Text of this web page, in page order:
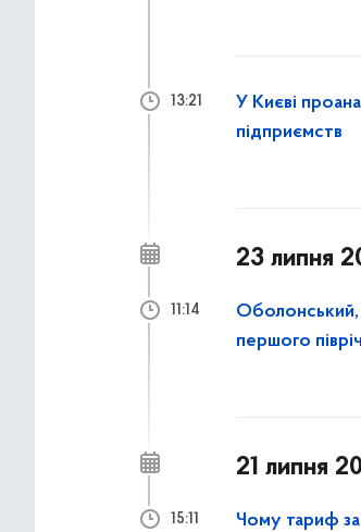
У Києві
підприємств
13:21
23 липня
Оболонський,
першого
11:14
21 липня
Чому тариф за
15:11